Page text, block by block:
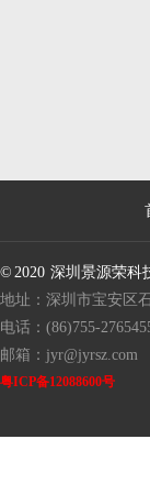
© 2020 深圳景源荣科
地址：深圳市宝安区
电话：(86)755-
邮箱：jyr@jyrsz.com
粤ICP备12088600号